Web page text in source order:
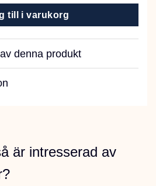
till i varukorg
denna produkt
är intresserad av